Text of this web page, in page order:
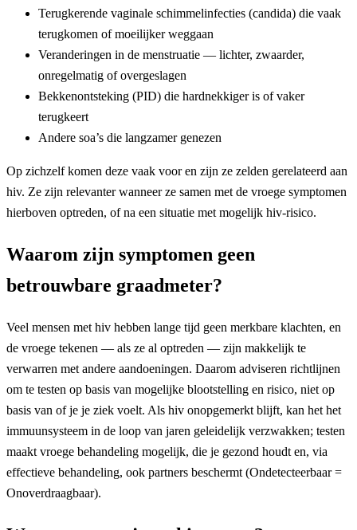
Terugkerende vaginale schimmelinfecties (candida) die vaak
terugkomen of moeilijker weggaan
Veranderingen in de menstruatie — lichter, zwaarder,
onregelmatig of overgeslagen
Bekkenontsteking (PID) die hardnekkiger is of vaker
terugkeert
Andere soa’s die langzamer genezen
Op zichzelf komen deze vaak voor en zijn ze zelden gerelateerd aan
hiv. Ze zijn relevanter wanneer ze samen met de vroege symptomen
hierboven optreden, of na een situatie met mogelijk hiv-risico.
Waarom zijn symptomen geen
betrouwbare graadmeter?
Veel mensen met hiv hebben lange tijd geen merkbare klachten, en
de vroege tekenen — als ze al optreden — zijn makkelijk te
verwarren met andere aandoeningen. Daarom adviseren richtlijnen
om te testen op basis van mogelijke blootstelling en risico, niet op
basis van of je je ziek voelt. Als hiv onopgemerkt blijft, kan het het
immuunsysteem in de loop van jaren geleidelijk verzwakken; testen
maakt vroege behandeling mogelijk, die je gezond houdt en, via
effectieve behandeling, ook partners beschermt (Ondetecteerbaar =
Onoverdraagbaar).